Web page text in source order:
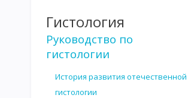
Гистология
Руководство по
гистологии
История развития отечественной
гистологии